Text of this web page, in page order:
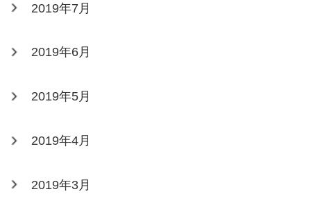
2019年7月
2019年6月
2019年5月
2019年4月
2019年3月